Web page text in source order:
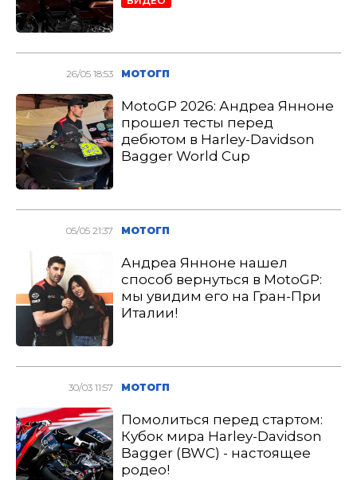
26/05 18:53 МОТОГП
MotoGP 2026: Андреа Янноне
прошел тесты перед
дебютом в Harley-Davidson
Bagger World Cup
05/05 21:37 МОТОГП
Андреа Янноне нашел
способ вернуться в MotoGP:
мы увидим его на Гран-При
Италии!
30/03 11:57 МОТОГП
Помолиться перед стартом:
Кубок мира Harley-Davidson
Bagger (BWC) - настоящее
родео!